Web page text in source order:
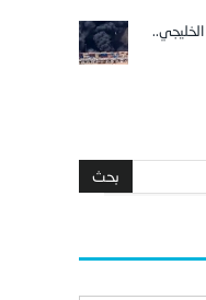
الخليجي..